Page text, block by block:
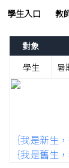
學生入口 教
對象
學生
暑
｛我是新生
｛我是舊生